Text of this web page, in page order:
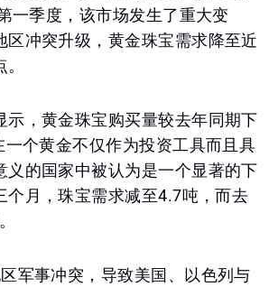
一季度，该市场发生了重大变
区冲突升级，黄金珠宝需求降至近
示，黄金珠宝购买量较去年同期下
一个黄金不仅作为投资工具而且具
义的国家中被认为是一个显著的下
个月，珠宝需求减至4.7吨，而去
军事冲突，导致美国、以色列与